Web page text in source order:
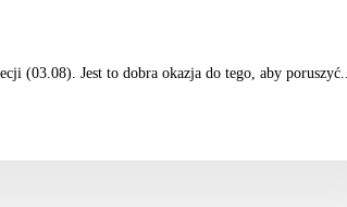
(03.08). Jest to dobra okazja do tego, aby poruszyć...